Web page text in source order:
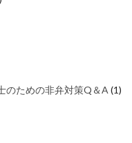
のための非弁対策Q＆A (1)